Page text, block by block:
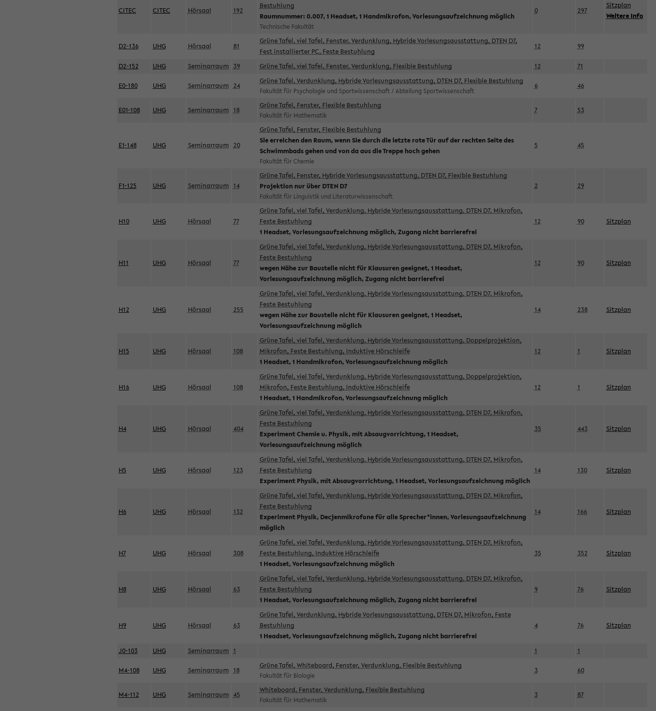
CITEC CITEC Hörsaal 192
Bestuhlung
Raumnummer: 0.007, 1 Headset, 1 Handmikrofon, Vorlesungsaufzeichnung möglich
Technische Fakultät
0 297
Sitzplan
Weitere Info
D2-136 UHG Hörsaal 81
Grüne Tafel, viel Tafel, Fenster, Verdunklung, Hybride Vorlesungsausstattung, DTEN D7,
Fest installierter PC, Feste Bestuhlung
12 99
D2-152 UHG Seminarraum 39 Grüne Tafel, viel Tafel, Fenster, Verdunklung, Flexible Bestuhlung 12 71
E0-180 UHG Seminarraum 24
Grüne Tafel, Verdunklung, Hybride Vorlesungsausstattung, DTEN D7, Flexible Bestuhlung
Fakultät für Psychologie und Sportwissenschaft / Abteilung Sportwissenschaft
6 46
E01-108 UHG Seminarraum 18
Grüne Tafel, Fenster, Flexible Bestuhlung
Fakultät für Mathematik
7 53
E1-148 UHG Seminarraum 20
Grüne Tafel, Fenster, Flexible Bestuhlung
Sie erreichen den Raum, wenn Sie durch die letzte rote Tür auf der rechten Seite des
Schwimmbads gehen und von da aus die Treppe hoch gehen
Fakultät für Chemie
5 45
F1-125 UHG Seminarraum 14
Grüne Tafel, Fenster, Hybride Vorlesungsausstattung, DTEN D7, Flexible Bestuhlung
Projektion nur über DTEN D7
Fakultät für Linguistik und Literaturwissenschaft
2 29
H10 UHG Hörsaal 77
Grüne Tafel, viel Tafel, Verdunklung, Hybride Vorlesungsausstattung, DTEN D7, Mikrofon,
Feste Bestuhlung
1 Headset, Vorlesungsaufzeichnung möglich, Zugang nicht barrierefrei
12 90 Sitzplan
H11 UHG Hörsaal 77
Grüne Tafel, viel Tafel, Verdunklung, Hybride Vorlesungsausstattung, DTEN D7, Mikrofon,
Feste Bestuhlung
wegen Nähe zur Baustelle nicht für Klausuren geeignet, 1 Headset,
Vorlesungsaufzeichnung möglich, Zugang nicht barrierefrei
12 90 Sitzplan
H12 UHG Hörsaal 255
Grüne Tafel, viel Tafel, Verdunklung, Hybride Vorlesungsausstattung, DTEN D7, Mikrofon,
Feste Bestuhlung
wegen Nähe zur Baustelle nicht für Klausuren geeignet, 1 Headset,
Vorlesungsaufzeichnung möglich
14 238 Sitzplan
H15 UHG Hörsaal 108
Grüne Tafel, viel Tafel, Verdunklung, Hybride Vorlesungsausstattung, Doppelprojektion,
Mikrofon, Feste Bestuhlung, Induktive Hörschleife
1 Headset, 1 Handmikrofon, Vorlesungsaufzeichnung möglich
12 1 Sitzplan
H16 UHG Hörsaal 108
Grüne Tafel, viel Tafel, Verdunklung, Hybride Vorlesungsausstattung, Doppelprojektion,
Mikrofon, Feste Bestuhlung, Induktive Hörschleife
1 Headset, 1 Handmikrofon, Vorlesungsaufzeichnung möglich
12 1 Sitzplan
H4 UHG Hörsaal 404
Grüne Tafel, viel Tafel, Verdunklung, Hybride Vorlesungsausstattung, DTEN D7, Mikrofon,
Feste Bestuhlung
Experiment Chemie u. Physik, mit Absaugvorrichtung, 1 Headset,
Vorlesungsaufzeichnung möglich
35 443 Sitzplan
H5 UHG Hörsaal 123
Grüne Tafel, viel Tafel, Verdunklung, Hybride Vorlesungsausstattung, DTEN D7, Mikrofon,
Feste Bestuhlung
Experiment Physik, mit Absaugvorrichtung, 1 Headset, Vorlesungsaufzeichnung möglich
14 130 Sitzplan
H6 UHG Hörsaal 132
Grüne Tafel, viel Tafel, Verdunklung, Hybride Vorlesungsausstattung, DTEN D7, Mikrofon,
Feste Bestuhlung
Experiment Physik, Decjenmikrofone für alle Sprecher*innen, Vorlesungsaufzeichnung
möglich
14 166 Sitzplan
H7 UHG Hörsaal 308
Grüne Tafel, viel Tafel, Verdunklung, Hybride Vorlesungsausstattung, DTEN D7, Mikrofon,
Feste Bestuhlung, Induktive Hörschleife
1 Headset, Vorlesungsaufzeichnung möglich
35 352 Sitzplan
H8 UHG Hörsaal 63
Grüne Tafel, viel Tafel, Verdunklung, Hybride Vorlesungsausstattung, DTEN D7, Mikrofon,
Feste Bestuhlung
1 Headset, Vorlesungsaufzeichnung möglich, Zugang nicht barrierefrei
9 76 Sitzplan
H9 UHG Hörsaal 63
Grüne Tafel, Verdunklung, Hybride Vorlesungsausstattung, DTEN D7, Mikrofon, Feste
Bestuhlung
1 Headset, Vorlesungsaufzeichnung möglich, Zugang nicht barrierefrei
4 76 Sitzplan
J0-103 UHG Seminarraum 1 1 1
M4-108 UHG Seminarraum 18
Grüne Tafel, Whiteboard, Fenster, Verdunklung, Flexible Bestuhlung
Fakultät für Biologie
3 60
M4-112 UHG Seminarraum 45
Whiteboard, Fenster, Verdunklung, Flexible Bestuhlung
Fakultät für Mathematik
3 87